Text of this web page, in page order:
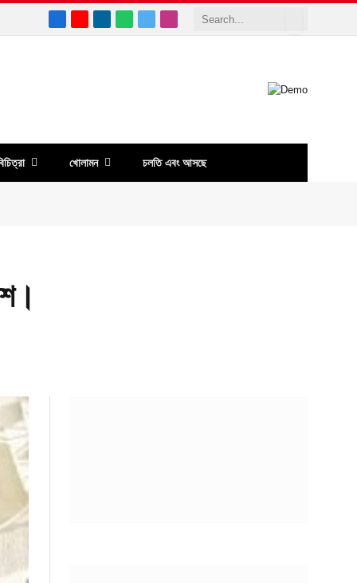
Facebook
YouTubeLinkedInWhatsApp
X
Instagram
খোলামন চলতি এবং আসছে